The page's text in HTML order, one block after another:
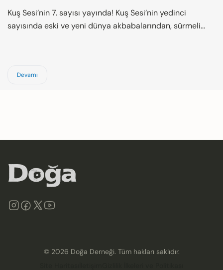
Kuş Sesi’nin 7. sayısı yayında! Kuş Sesi’nin yedinci
sayısında eski ve yeni dünya akbabalarından, sürmeli…
Devamı
© 2026 Doğa Derneği. Tüm hakları saklıdır.